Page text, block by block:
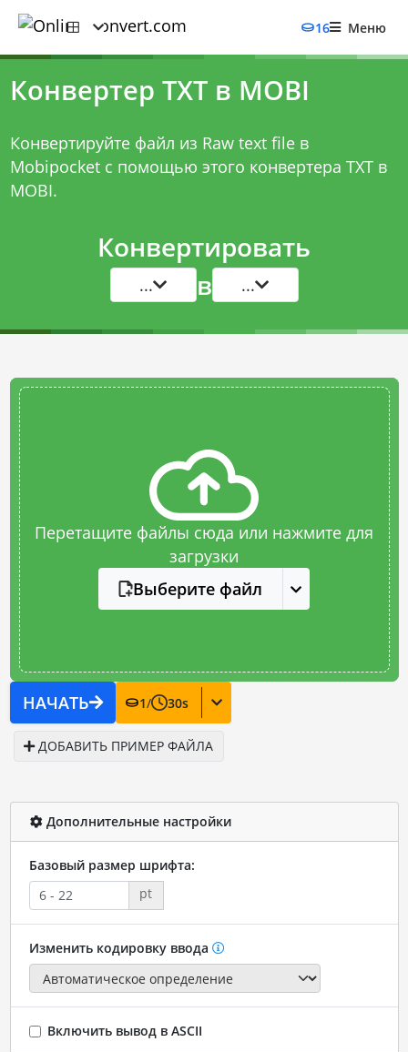
16 Меню
Конвертер TXT в MOBI
Конвертируйте файл из Raw text file в
Mobipocket с помощью этого конвертера TXT в
MOBI.
Конвертировать
... в ...
Перетащите файлы сюда или нажмите для
загрузки
Выберите файл
НАЧАТЬ 1/ 30s
ДОБАВИТЬ ПРИМЕР ФАЙЛА
Дополнительные настройки
Базовый размер шрифта:
pt
Изменить кодировку ввода
Включить вывод в ASCII